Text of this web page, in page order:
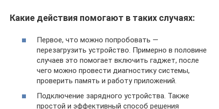
Какие действия помогают в таких случаях:
Первое, что можно попробовать —
перезагрузить устройство. Примерно в половине
случаев это помогает включить гаджет, после
чего можно провести диагностику системы,
проверить память и работу приложений.
Подключение зарядного устройства. Также
простой и эффективный способ решения